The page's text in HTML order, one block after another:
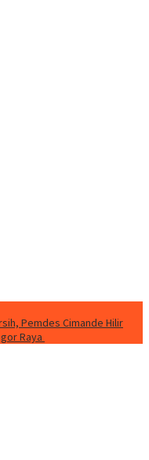
Pemdes Cimande Hilir
Raya